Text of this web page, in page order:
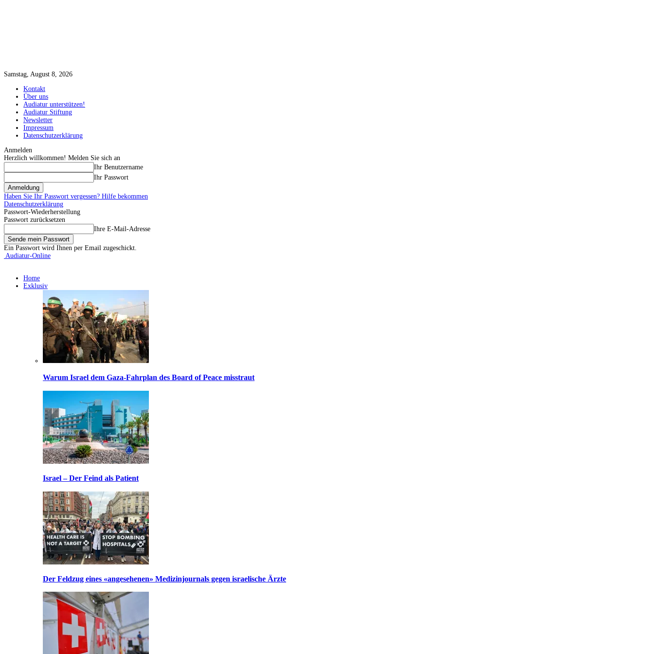
Samstag, August 8, 2026
Kontakt
Über uns
Audiatur unterstützen!
Audiatur Stiftung
Newsletter
Impressum
Datenschutzerklärung
Anmelden
Herzlich willkommen! Melden Sie sich an
Ihr Benutzername
Ihr Passwort
Haben Sie Ihr Passwort vergessen? Hilfe bekommen
Datenschutzerklärung
Passwort-Wiederherstellung
Passwort zurücksetzen
Ihre E-Mail-Adresse
Ein Passwort wird Ihnen per Email zugeschickt.
Audiatur-Online
Home
Exklusiv
Warum Israel dem Gaza-Fahrplan des Board of Peace misstraut
Israel – Der Feind als Patient
Der Feldzug eines «angesehenen» Medizinjournals gegen israelische Ärzte